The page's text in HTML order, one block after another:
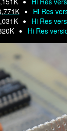
Hi Res
Hi Res
Hi Res